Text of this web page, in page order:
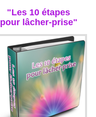
"Les 10 étapes
pour lâcher-prise"